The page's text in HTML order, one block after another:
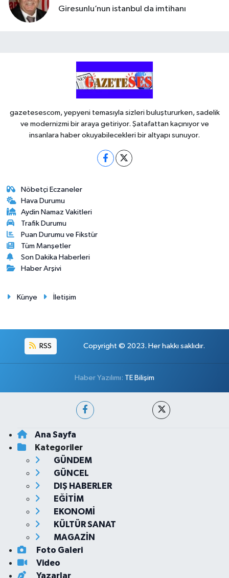
Giresunlu’nun istanbul da imtihanı
gazetesescom, yepyeni temasıyla sizleri buluştururken, sadelik
ve modernizmi bir araya getiriyor. Şatafattan kaçınıyor ve
insanlara haber okuyabilecekleri bir altyapı sunuyor.
Nöbetçi Eczaneler
Hava Durumu
Aydin Namaz Vakitleri
Trafik Durumu
Puan Durumu ve Fikstür
Tüm Manşetler
Son Dakika Haberleri
Haber Arşivi
Künye İletişim
RSS Copyright © 2023. Her hakkı saklıdır.
Haber Yazılımı: TE Bilişim
Ana Sayfa
Kategoriler
GÜNDEM
GÜNCEL
DIŞ HABERLER
EĞİTİM
EKONOMİ
KÜLTÜR SANAT
MAGAZİN
Foto Galeri
Video
Yazarlar